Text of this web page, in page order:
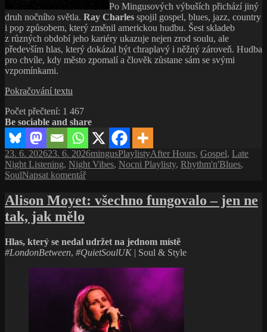
Po Mingusových výbuších přichází jiný
druh nočního světla. Ray Charles spojil gospel, blues, jazz, country
i pop způsobem, který změnil americkou hudbu. Šest skladeb
z různých období jeho kariéry ukazuje nejen zrod soulu, ale
především hlas, který dokázal být chraplavý i něžný zároveň. Hudba
pro chvíle, kdy město zpomalí a člověk zůstane sám se svými
vzpomínkami.
Pokračování textu
Šest
nočních
zastavení
s mužem,
který
vynalezl
soul
Počet přečtení: 1 467
Be sociable and share
Publikováno:
23. 6. 202623. 6. 2026Autor:
mingusRubriky:
PlaylistyŠtítky:
After Hours, Gospel, Late
Night Listening, Night Vibes, Nocni Playlisty, Rhythm'n'Blues,
SoulNapsat komentářpro
názvem
Šest
nočních
zastavení
s mužem,
vynalezl
soul
Alison Moyet: všechno fungovalo – jen ne
tak, jak mělo
Hlas, který se nedal udržet na jednom místě
#LondonBetween, #QuietSoulUK | Soul & Style